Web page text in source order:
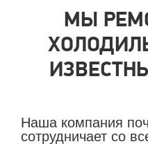
МЫ
Наша компания
сотрудничает со